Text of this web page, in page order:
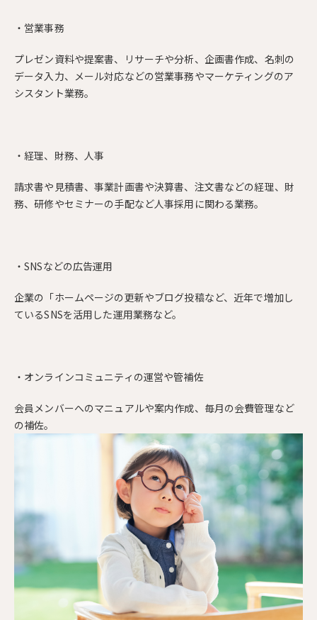
・営業事務
プレゼン資料や提案書、リサーチや分析、企画書作成、名刺の
データ入力、メール対応などの営業事務やマーケティングのア
シスタント業務。
・経理、財務、人事
請求書や見積書、事業計画書や決算書、注文書などの経理、財
務、研修やセミナーの手配など人事採用に関わる業務。
・SNSなどの広告運用
企業の「ホームページの更新やブログ投稿など、近年で増加し
ているSNSを活用した運用業務など。
・オンラインコミュニティの運営や管補佐
会員メンバーへのマニュアルや案内作成、毎月の会費管理など
の補佐。